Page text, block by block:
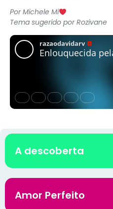
Por Michele Mi
Tema sugerido por Rozivane
A descoberta
Amor Perfeito